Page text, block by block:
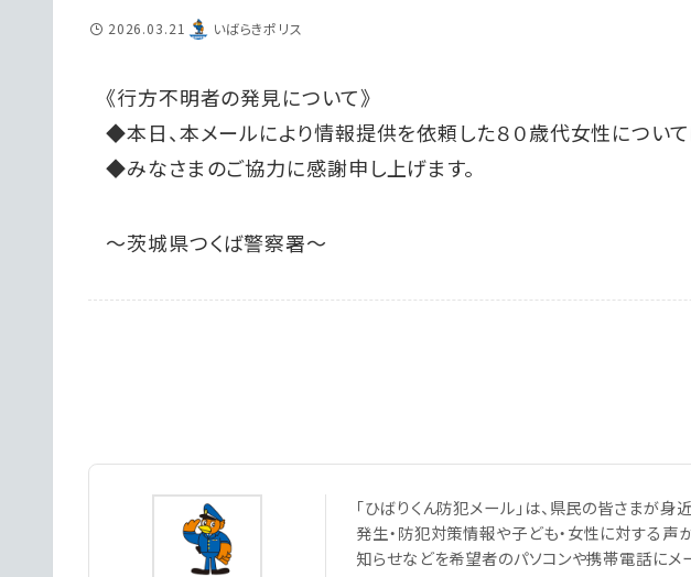
2026.03.21 いばらきポリス
《行方不明者の発見について》
◆本日、本メールにより情報提供を依頼した８０歳代女性について
◆みなさまのご協力に感謝申し上げます。
～茨城県つくば警察署～
「ひばりくん防犯メール」は、県民の皆さまが
発生・防犯対策情報や子ども・女性に対する
知らせなどを希望者のパソコンや携帯電話にメ